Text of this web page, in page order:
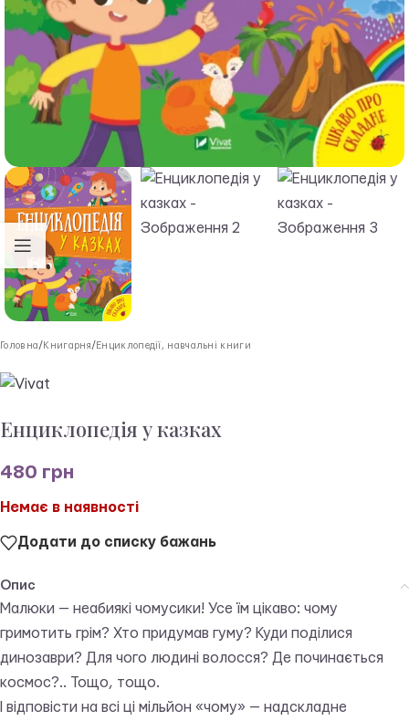
Головна / Книгарня / Енциклопедії, навчальні книги
Енциклопедія у казках
480 грн
Немає в наявності
Додати до списку бажань
Опис
Малюки — неабиякі чомусики! Усе їм цікаво: чому
гримотить грім? Хто придумав гуму? Куди поділися
динозаври? Для чого людині волосся? Де починається
космос?.. Тощо, тощо.
І відповісти на всі ці мільйон «чому» — надскладне